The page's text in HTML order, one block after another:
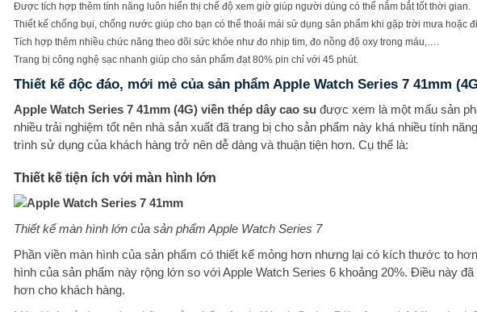
Được tích hợp thêm tính năng luôn hiển thị chế độ xem giờ giúp người dùng có thể nắm bắt tốt thời gian.
Thiết kế chống bụi, chống nước giúp cho bạn có thể thoải mái sử dụng sản phẩm khi gặp trời mưa hoặc
Tích hợp thêm nhiều chức năng theo dõi sức khỏe như đo nhịp tim, đo nồng độ oxy trong máu,….
Trang bị công nghệ sạc nhanh giúp cho sản phẩm đạt 80% pin chỉ với 45 phút.
Thiết kế độc đáo, mới mẻ của sản phẩm Apple Watch Series 7 41mm
Apple Watch Series 7 41mm (4G) viền thép dây cao su được xem là một mấu sản
nhiều trải nghiệm tốt nên nhà sản xuất đã trang bị cho sản phẩm này khá nhiều tính
trình sử dụng của khách hàng trở nên dễ dàng và thuận tiện hơn. Cụ thể là:
Thiết kế tiện ích với màn hình lớn
Thiết kế màn hình lớn của sản phẩm Apple Watch Series 7
Phần viền màn hình của sản phẩm có thiết kế mỏng hơn nhưng lại có kích thước to
hình của sản phẩm này rộng lớn so với Apple Watch Series 6 khoảng 20%. Điều này
hơn cho khách hàng.